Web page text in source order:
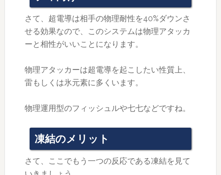
さて、超電導は相手の物理耐性を40%ダウンさ
せる効果なので、このシステムは物理アタッカ
ーと相性がいいことになります。
物理アタッカーは超電導を起こしたい性質上、
雷もしくは氷元素に多くいます。
物理運用型のフィッシュルや七七などですね。
凍結のメリット
さて、ここでもう一つの反応である凍結を見て